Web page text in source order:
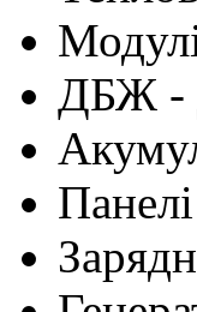
ДБЖ -